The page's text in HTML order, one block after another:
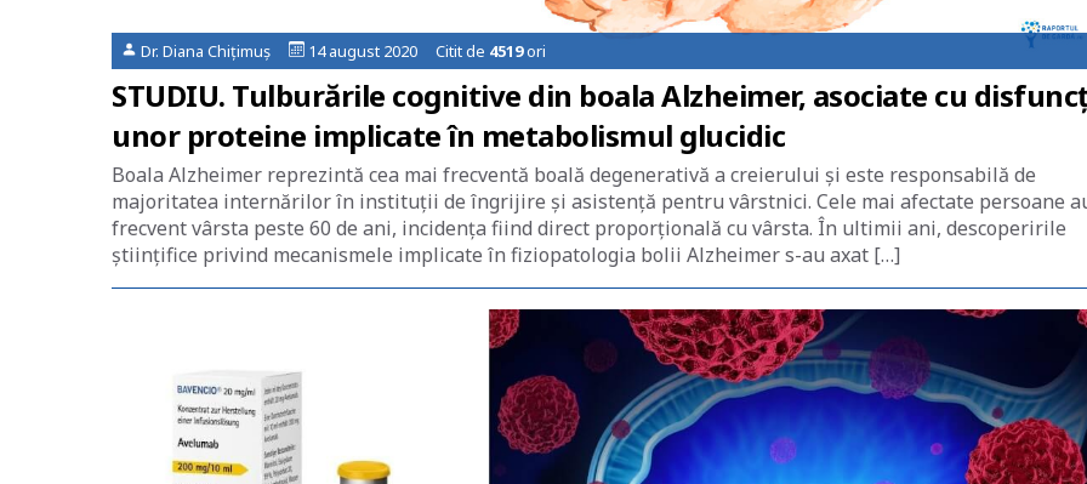
Dr. Diana Chițimuș 14 august 2020 Citit de 4519ori
STUDIU. Tulburările cognitive din boala Alzheimer, asociate cu
unor proteine implicate în metabolismul glucidic
Boala Alzheimer reprezintă cea mai frecventă boală degenerativă a creierului și este responsabilă de
majoritatea internărilor în instituții de îngrijire și asistență pentru vârstnici. Cele mai afectate persoane
frecvent vârsta peste 60 de ani, incidența fiind direct proporțională cu vârsta. În ultimii ani, descoperirile
științifice privind mecanismele implicate în fiziopatologia bolii Alzheimer s-au axat […]